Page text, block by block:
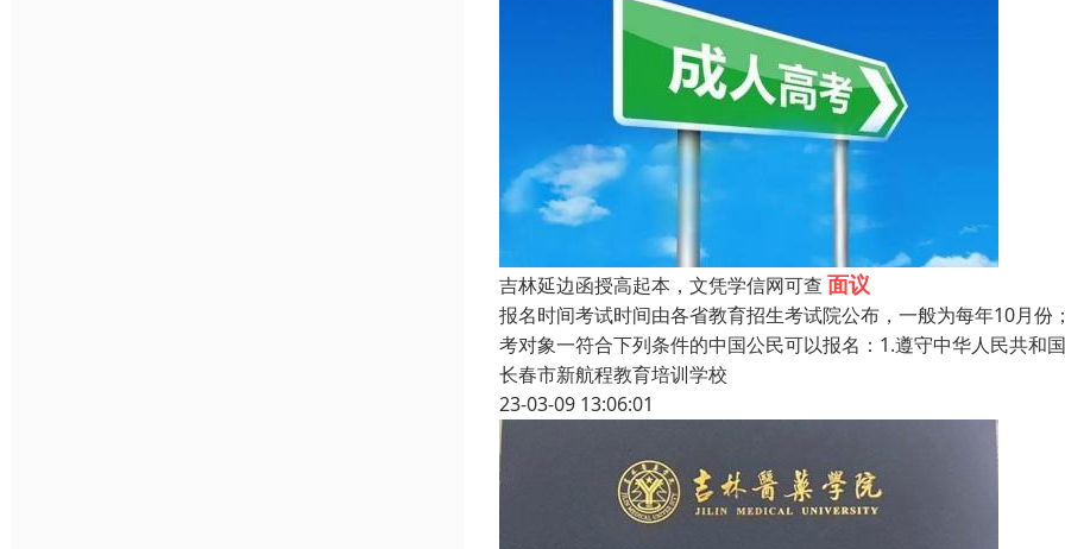
吉林延边函授高起本，文凭学信网可查 面议
报名时间考试时间由各省教育招生考试院公布，一般为每年10月
考对象一符合下列条件的中国公民可以报名：1.遵守中华人民共和
长春市新航程教育培训学校
23-03-09 13:06:01